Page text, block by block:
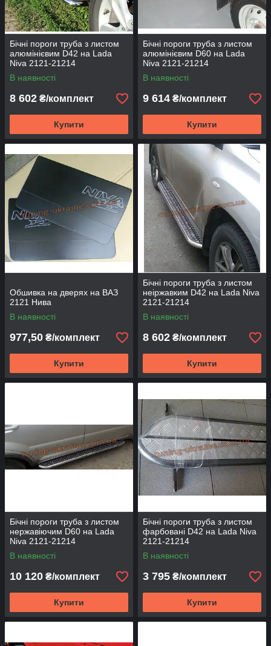
Бічні пороги труба з листом
алюмінієвим D42 на Lada
Niva 2121-21214
В наявності
8 602 ₴/комплект
Купити
Бічні пороги труба з листом
алюмінієвим D60 на Lada
Niva 2121-21214
В наявності
9 614 ₴/комплект
Купити
Обшивка на дверях на ВАЗ
2121 Нива
В наявності
977,50 ₴/комплект
Купити
Бічні пороги труба з листом
неіржавким D42 на Lada Niva
2121-21214
В наявності
8 602 ₴/комплект
Купити
Бічні пороги труба з листом
нержавіючим D60 на Lada
Niva 2121-21214
В наявності
10 120 ₴/комплект
Купити
Бічні пороги труба з листом
фарбовані D42 на Lada Niva
2121-21214
В наявності
3 795 ₴/комплект
Купити